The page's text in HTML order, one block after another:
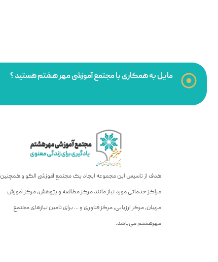
مایل به همکاری با مجتمع آموزشی مهر هشتم هستید ؟
هدف از تاسیس این مجموعه ایجاد یک مجتمع آموزشی الگو و همچنین
مراکز خدماتی مورد نیاز مانند مرکز مطالعه و پژوهش، مرکز آموزش
مربیان، مرکز ارزیابی، مرکز فناوری و … برای تامین نیازهای مجتمع
مهرهشتم می‌باشد.